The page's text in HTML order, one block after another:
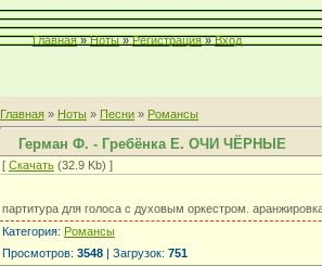
Главная » Ноты » Регистрация » Вход
Главная » Ноты » Песни » Романсы
Герман Ф. - Гребёнка Е. ОЧИ ЧЁРНЫЕ
[ Скачать (32.9 Kb) ]
партитура для голоса с духовым оркестром.
Категория: Романсы
Просмотров: 3548 | Загрузок: 751